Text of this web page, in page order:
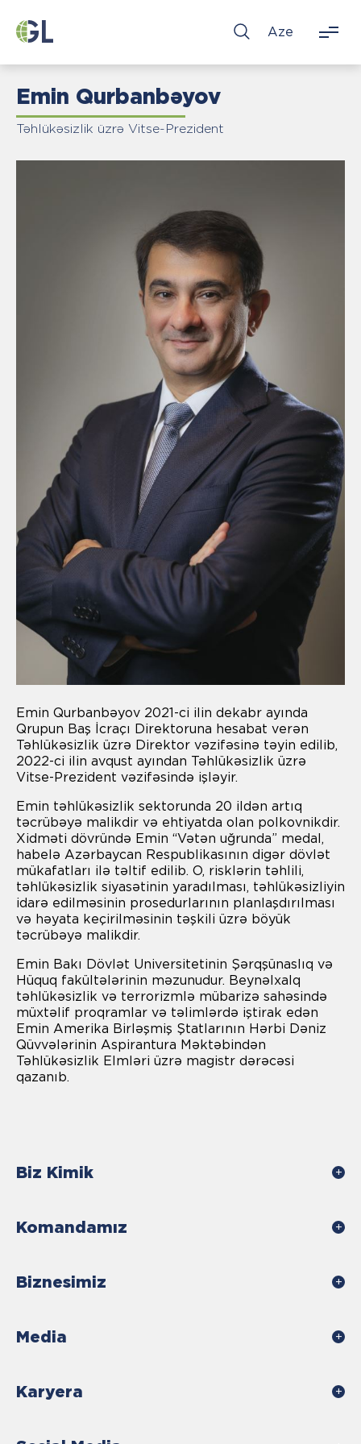
Aze
Emin Qurbanbəyov
Təhlükəsizlik üzrə Vitse-Prezident
Emin Qurbanbəyov 2021-ci ilin dekabr ayında
Qrupun Baş İcraçı Direktoruna hesabat verən
Təhlükəsizlik üzrə Direktor vəzifəsinə təyin edilib,
2022-ci ilin avqust ayından Təhlükəsizlik üzrə
Vitse-Prezident vəzifəsində işləyir.
Emin təhlükəsizlik sektorunda 20 ildən artıq
təcrübəyə malikdir və ehtiyatda olan polkovnikdir.
Xidməti dövründə Emin “Vətən uğrunda” medal,
habelə Azərbaycan Respublikasının digər dövlət
mükafatları ilə təltif edilib. O, risklərin təhlili,
təhlükəsizlik siyasətinin yaradılması, təhlükəsizliyin
idarə edilməsinin prosedurlarının planlaşdırılması
və həyata keçirilməsinin təşkili üzrə böyük
təcrübəyə malikdir.
Emin Bakı Dövlət Universitetinin Şərqşünaslıq və
Hüquq fakültələrinin məzunudur. Beynəlxalq
təhlükəsizlik və terrorizmlə mübarizə sahəsində
müxtəlif proqramlar və təlimlərdə iştirak edən
Emin Amerika Birləşmiş Ştatlarının Hərbi Dəniz
Qüvvələrinin Aspirantura Məktəbindən
Təhlükəsizlik Elmləri üzrə magistr dərəcəsi
qazanıb.
Biz Kimik
Komandamız
Biznesimiz
Media
Karyera